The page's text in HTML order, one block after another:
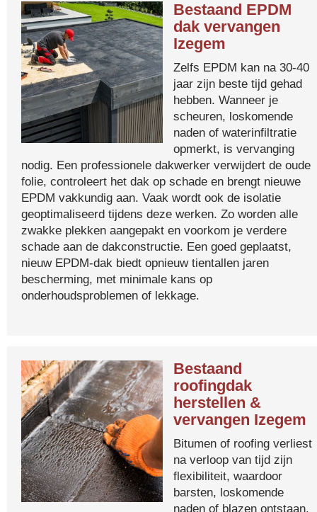
Bestaand EPDM
dak vervangen
Izegem
Zelfs EPDM kan na 30-40
jaar zijn beste tijd gehad
hebben. Wanneer je
scheuren, loskomende
naden of waterinfiltratie
opmerkt, is vervanging
nodig. Een professionele dakwerker verwijdert de oude
folie, controleert het dak op schade en brengt nieuwe
EPDM vakkundig aan. Vaak wordt ook de isolatie
geoptimaliseerd tijdens deze werken. Zo worden alle
zwakke plekken aangepakt en voorkom je verdere
schade aan de dakconstructie. Een goed geplaatst,
nieuw EPDM-dak biedt opnieuw tientallen jaren
bescherming, met minimale kans op
onderhoudsproblemen of lekkage.
Bestaand
roofingdak
herstellen &
vervangen Izegem
Bitumen of roofing verliest
na verloop van tijd zijn
flexibiliteit, waardoor
barsten, loskomende
naden of blazen ontstaan.